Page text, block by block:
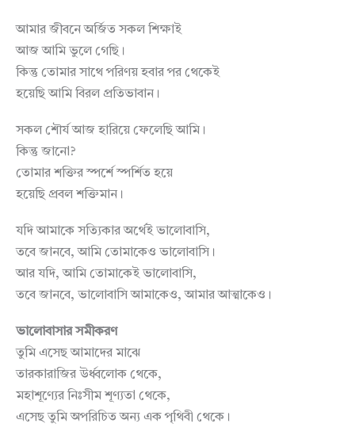
আমার জীবনে অর্জিত সকল শিক্ষাই
আজ আমি ভুলে গেছি।
কিন্তু তোমার সাথে পরিণয় হবার পর থেকেই
হয়েছি আমি বিরল প্রতিভাবান।
সকল শৌর্য আজ হারিয়ে ফেলেছি আমি।
কিন্তু জানো?
তোমার শক্তির স্পর্শে স্পর্শিত হয়ে
হয়েছি প্রবল শক্তিমান।
যদি আমাকে সত্যিকার অর্থেই ভালোবাসি,
তবে জানবে, আমি তোমাকেও ভালোবাসি।
আর যদি, আমি তোমাকেই ভালোবাসি,
তবে জানবে, ভালোবাসি আমাকেও, আমার আত্মাকেও।
ভালোবাসার সমীকরণ
তুমি এসেছ আমাদের মাঝে
তারকারাজির উর্ধ্বলোক থেকে,
মহাশূণ্যের নিঃসীম শূণ্যতা থেকে,
এসেছ তুমি অপরিচিত অন্য এক পৃথিবী থেকে।